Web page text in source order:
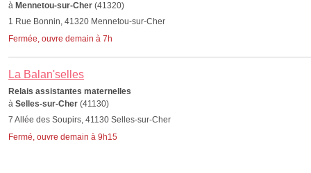
à Mennetou-sur-Cher (41320)
1 Rue Bonnin, 41320 Mennetou-sur-Cher
Fermée, ouvre demain à 7h
La Balan'selles
Relais assistantes maternelles
à Selles-sur-Cher (41130)
7 Allée des Soupirs, 41130 Selles-sur-Cher
Fermé, ouvre demain à 9h15